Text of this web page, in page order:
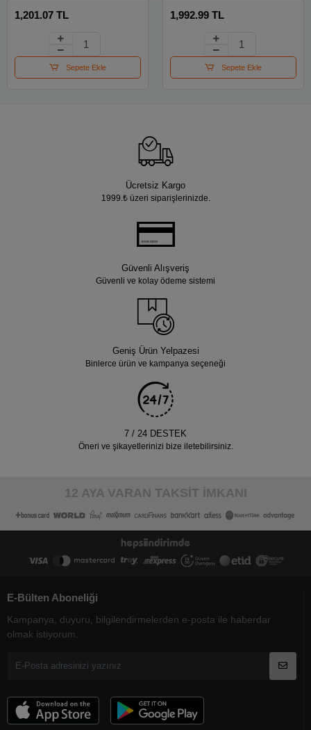
1,201.07 TL
Sepete Ekle
1,992.99 TL
Sepete Ekle
Ücretsiz Kargo
1999.₺ üzeri siparişlerinizde.
Güvenli Alışveriş
Güvenli ve kolay ödeme sistemi
Geniş Ürün Yelpazesi
Binlerce ürün ve kampanya seçeneği
7 / 24 DESTEK
Öneri ve şikayetlerinizi bize iletebilirsiniz.
12 AYA VARAN TAKSİT İMKANI
E-Bülten Aboneliği
Kampanya, duyuru, bilgilendirmelerden e-posta ile haberdar
olmak istiyorum.